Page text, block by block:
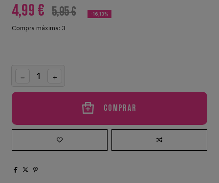
4,99 € 5,95 € -16,13%
Compra máxima: 3
Comprar